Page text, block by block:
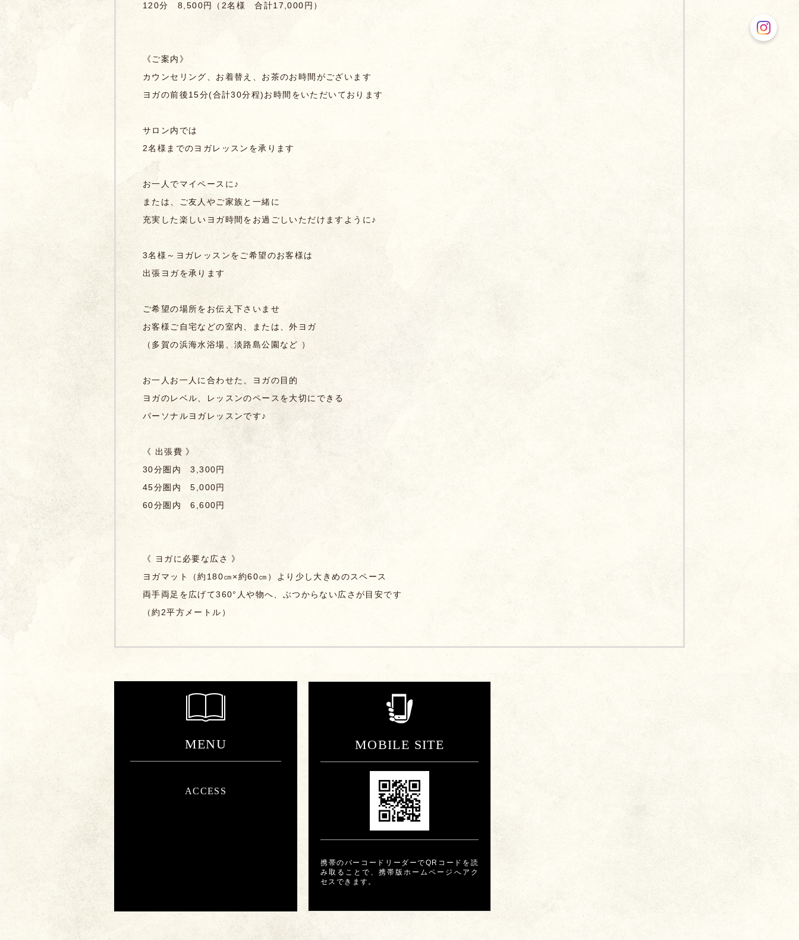
120分 8,500円
（2名様 合計17,000円 ）
《ご案内》
カウンセリング、お着替え、お茶のお時間がございます
ヨガの前後15分(合計30分程)お時間をいただいております
サロン内では
2名様までのヨガレッスンを承ります
お一人でマイペースに♪
または、ご友人やご家族と一緒に
充実した楽しいヨガ時間をお過ごしいただけますように♪
3名様～ヨガレッスンをご希望のお客様は
出張ヨガを承ります
ご希望の場所をお伝え下さいませ
お客様ご自宅などの室内、または、外ヨガ
（多賀の浜海水浴場、淡路島公園など ）
お一人お一人に合わせた、ヨガの目的
ヨガのレベル、レッスンのペースを大切にできる
パーソナルヨガレッスンです♪
《 出張費 》
30分圏内 3,300円
45分圏内 5,000円
60分圏内 6,600円
《 ヨガに必要な広さ 》
ヨガマット（約180㎝×約60㎝）より少し大きめのスペース
両手両足を広げて360°人や物へ、ぶつからない広さが目安です
（約2平方メートル）
MENU
ACCESS
MOBILE SITE
携帯のバーコードリーダーでQRコードを読
み取ることで、携帯版ホームページへアク
セスできます。